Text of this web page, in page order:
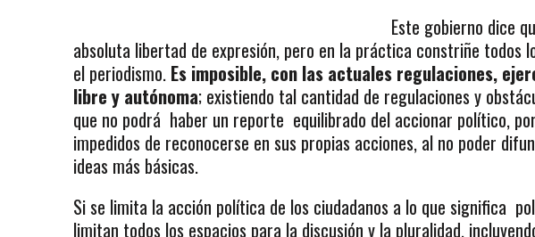
Este gobierno dice
absoluta libertad de expresión, pero en la práctica constriñe todos
el periodismo. Es imposible, con las actuales regulaciones,
libre y autónoma; existiendo tal cantidad de regulaciones y
que no podrá haber un reporte equilibrado del accionar político,
impedidos de reconocerse en sus propias acciones, al no poder
ideas más básicas.
Si se limita la acción política de los ciudadanos a lo que significa
limitan todos los espacios para la discusión y la pluralidad,